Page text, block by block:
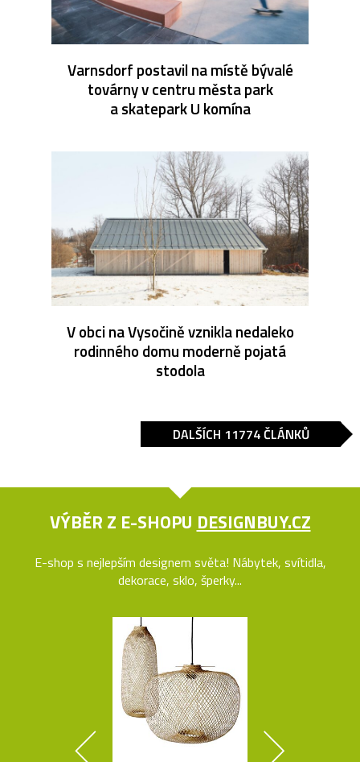
Varnsdorf postavil na místě bývalé
továrny v centru města park
a skatepark U komína
V obci na Vysočině vznikla nedaleko
rodinného domu moderně pojatá
stodola
DALŠÍCH 11774 ČLÁNKŮ
VÝBĚR Z E-SHOPU DESIGNBUY.CZ
E-shop s nejlepším designem světa! Nábytek, svítidla,
dekorace, sklo, šperky...